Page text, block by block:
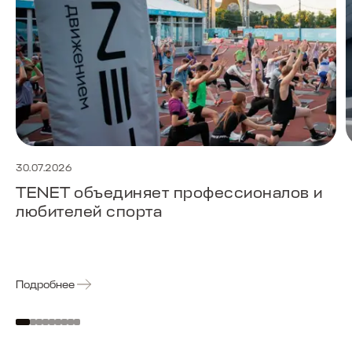
30.07.2026
TENET объединяет профессионалов и
любителей спорта
Подробнее